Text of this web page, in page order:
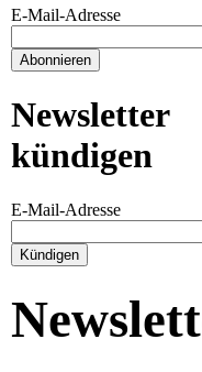
E-Mail-Adresse
Newsletter
kündigen
E-Mail-Adresse